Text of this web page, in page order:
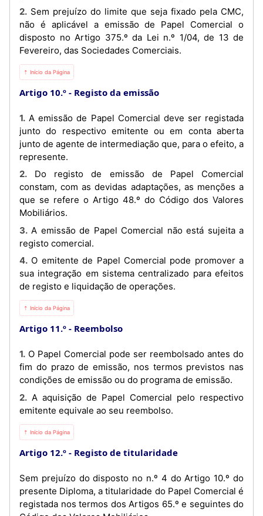
2. Sem prejuízo do limite que seja fixado pela CMC,
não é aplicável a emissão de Papel Comercial o
disposto no Artigo 375.º da Lei n.º 1/04, de 13 de
Fevereiro, das Sociedades Comerciais.
⇡ Início da Página
Artigo 10.º Registo da emissão
1. A emissão de Papel Comercial deve ser registada
junto do respectivo emitente ou em conta aberta
junto de agente de intermediação que, para o efeito, a
represente.
2. Do registo de emissão de Papel Comercial
constam, com as devidas adaptações, as menções a
que se refere o Artigo 48.º do Código dos Valores
Mobiliários.
3. A emissão de Papel Comercial não está sujeita a
registo comercial.
4. O emitente de Papel Comercial pode promover a
sua integração em sistema centralizado para efeitos
de registo e liquidação de operações.
⇡ Início da Página
Artigo 11.º Reembolso
1. O Papel Comercial pode ser reembolsado antes do
fim do prazo de emissão, nos termos previstos nas
condições de emissão ou do programa de emissão.
2. A aquisição de Papel Comercial pelo respectivo
emitente equivale ao seu reembolso.
⇡ Início da Página
Artigo 12.º Registo de titularidade
Sem prejuízo do disposto no n.º 4 do Artigo 10.º do
presente Diploma, a titularidade do Papel Comercial é
registada nos termos dos Artigos 65.º e seguintes do